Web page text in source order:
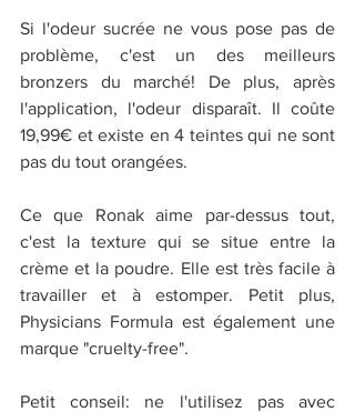
Si l'odeur sucrée ne vous pose pas de
problème, c'est un des meilleurs
bronzers du marché! De plus, après
l'application, l'odeur disparaît. Il coûte
19,99€ et existe en 4 teintes qui ne sont
pas du tout orangées.
Ce que Ronak aime par-dessus tout,
c'est la texture qui se situe entre la
crème et la poudre. Elle est très facile à
travailler et à estomper. Petit plus,
Physicians Formula est également une
marque "cruelty-free".
Petit conseil: ne l'utilisez pas avec